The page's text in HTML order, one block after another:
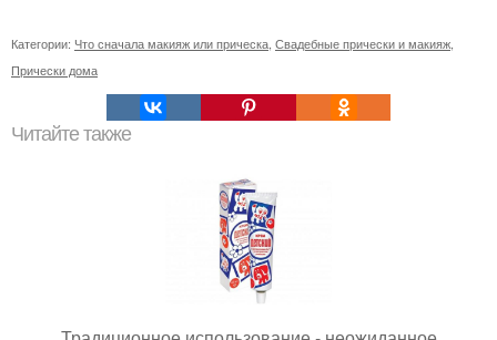
Категории: Что сначала макияж или прическа Свадебные прически и макияж
Прически дома
Читайте также